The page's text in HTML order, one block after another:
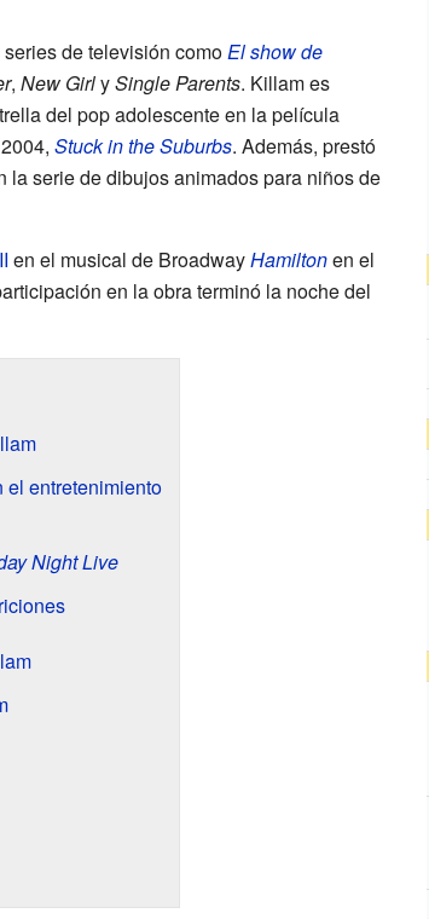
de televisión comoEl show de
, New GirlySingle Parents. Killam es
del pop adolescente en la película
Stuck in the Suburbs. Además, prestó
la serie de dibujos animados para niños de
en el musical de BroadwayHamiltonen el
en la obra terminó la noche del
el entretenimiento
Night Live